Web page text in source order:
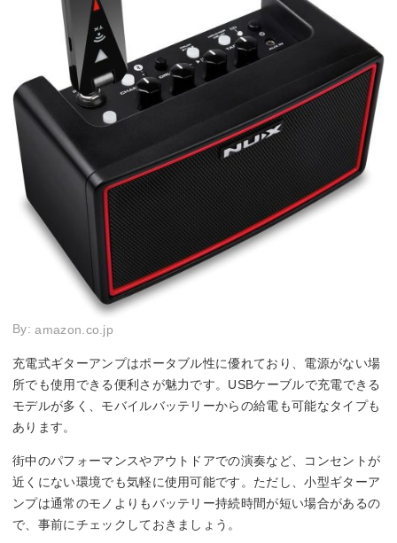
By:amazon.co.jp
充電式ギターアンプはポータブル性に優れており、電源がない場
所でも使用できる便利さが魅力です。USBケーブルで充電できる
モデルが多く、モバイルバッテリーからの給電も可能なタイプも
あります。
街中のパフォーマンスやアウトドアでの演奏など、コンセントが
近くにない環境でも気軽に使用可能です。ただし、小型ギターア
ンプは通常のモノよりもバッテリー持続時間が短い場合があるの
で、事前にチェックしておきましょう。